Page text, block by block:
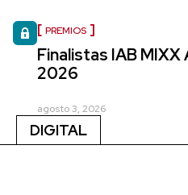
PREMIOS
Finalistas IAB
2026
agosto 3, 2026
DIGITAL